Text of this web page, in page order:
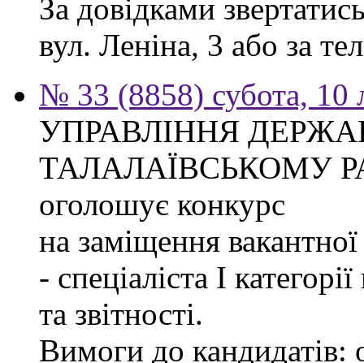
За довідками
вул. Леніна, 3 або за
№ 33 (8858) субота, 10
УПРАВЛІННЯ
ТАЛАЛАЇВСЬКОМУ
оголошує конкурс
на заміщення
- спеціаліста І
та звітності.
Вимоги до кандидатів: